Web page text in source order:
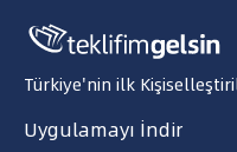
Türkiye'nin ilk
Uygulamayı İndir